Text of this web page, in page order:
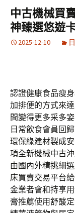
容
中古機械買
神臻選悠遊
2025-12-10
認證健康食品瘦
加排便的方式來
間變得更多采多
日常飲食會員回
環保綠建材製成
項全新機械中古
由國內外精挑細
床買賣交易平台
金業者會和持享
膏推薦使用舒酸